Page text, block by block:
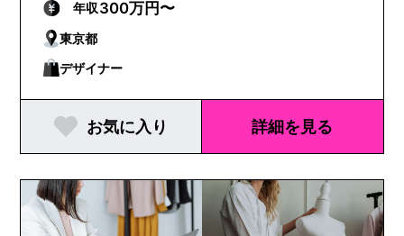
ビューティー
年収300万円〜
東京都
デザイナー
お気に入り 詳細を見る